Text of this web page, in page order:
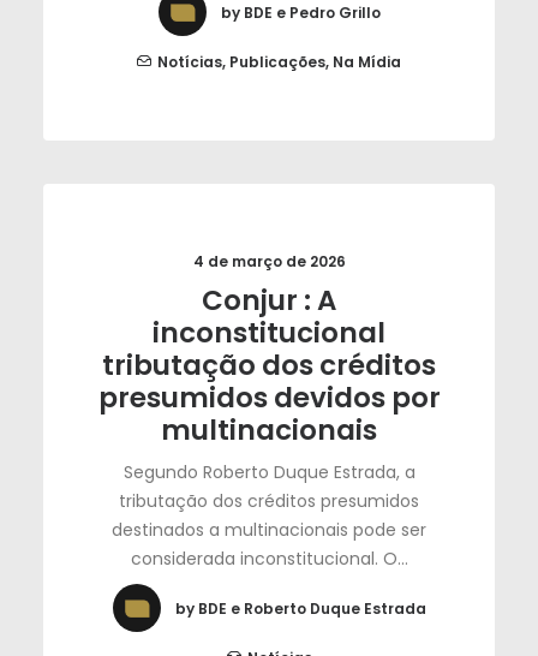
by BDE e Pedro Grillo
Notícias, Publicações, Na Mídia
4 de março de 2026
Conjur : A
inconstitucional
tributação dos créditos
presumidos devidos por
multinacionais
Segundo Roberto Duque Estrada, a
tributação dos créditos presumidos
destinados a multinacionais pode ser
considerada inconstitucional. O…
by BDE e Roberto Duque Estrada